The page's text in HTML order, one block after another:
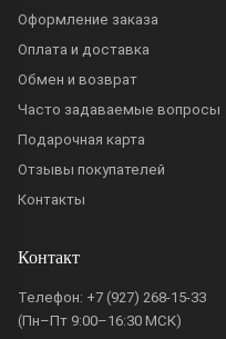
Оформление заказа
Оплата и доставка
Обмен и возврат
Часто задаваемые вопросы
Подарочная карта
Отзывы покупателей
Контакты
Контакт
Телефон: +7 (927) 268-15-33
(Пн–Пт 9:00–16:30 МСК)